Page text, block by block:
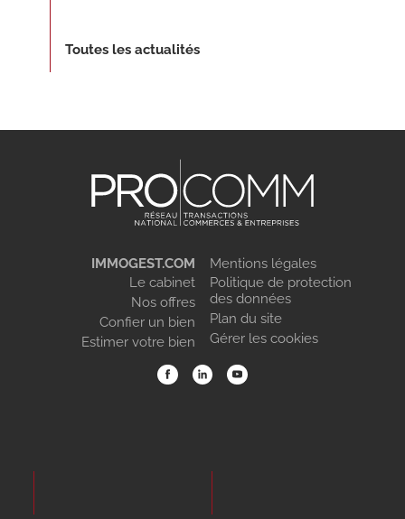
Toutes les actualités
IMMOGEST.COM
Le cabinet
Nos offres
Confier un bien
Estimer votre bien
Mentions légales
Politique de protection
des données
Plan du site
Gérer les cookies